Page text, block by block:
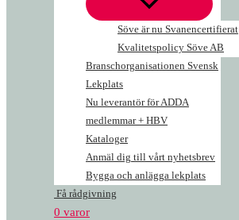
Söve är nu Svanencertifierat
Kvalitetspolicy Söve AB
Branschorganisationen Svensk
Lekplats
Nu leverantör för ADDA
medlemmar + HBV
Kataloger
Anmäl dig till vårt nyhetsbrev
Bygga och anlägga lekplats
Få rådgivning
0 varor